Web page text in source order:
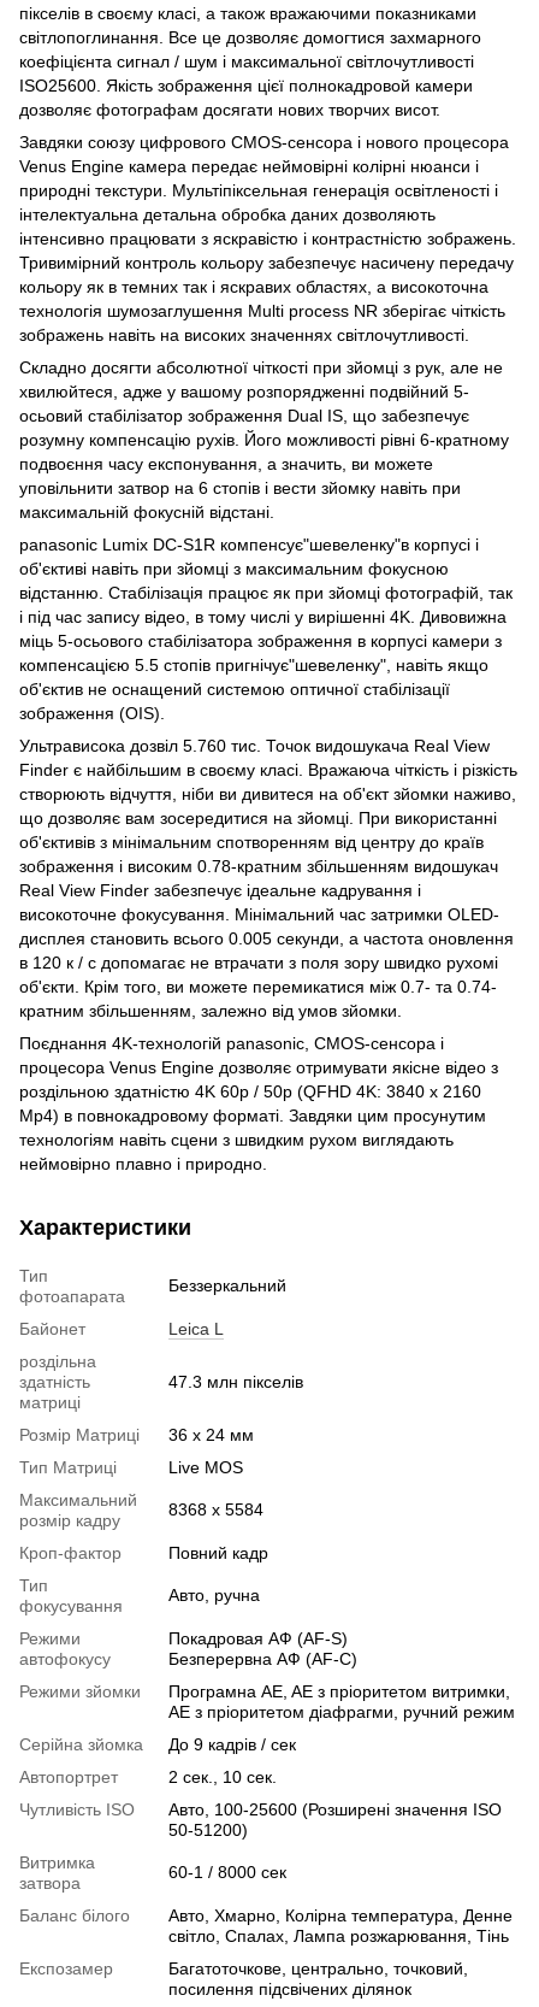
пікселів в своєму класі, а також вражаючими показниками
світлопоглинання. Все це дозволяє домогтися захмарного
коефіцієнта сигнал / шум і максимальної світлочутливості
ISO25600. Якість зображення цієї полнокадровой камери
дозволяє фотографам досягати нових творчих висот.
Завдяки союзу цифрового CMOS-сенсора і нового процесора
Venus Engine камера передає неймовірні колірні нюанси і
природні текстури. Мультіпіксельная генерація освітленості і
інтелектуальна детальна обробка даних дозволяють
інтенсивно працювати з яскравістю і контрастністю зображень.
Тривимірний контроль кольору забезпечує насичену передачу
кольору як в темних так і яскравих областях, а високоточна
технологія шумозаглушення Multi process NR зберігає чіткість
зображень навіть на високих значеннях світлочутливості.
Складно досягти абсолютної чіткості при зйомці з рук, але не
хвилюйтеся, адже у вашому розпорядженні подвійний 5-
осьовий стабілізатор зображення Dual IS, що забезпечує
розумну компенсацію рухів. Його можливості рівні 6-кратному
подвоєння часу експонування, а значить, ви можете
уповільнити затвор на 6 стопів і вести зйомку навіть при
максимальній фокусній відстані.
panasonic Lumix DC-S1R компенсує"шевеленку"в корпусі і
об'єктиві навіть при зйомці з максимальним фокусною
відстанню. Стабілізація працює як при зйомці фотографій, так
і під час запису відео, в тому числі у вирішенні 4K. Дивовижна
міць 5-осьового стабілізатора зображення в корпусі камери з
компенсацією 5.5 стопів пригнічує"шевеленку", навіть якщо
об'єктив не оснащений системою оптичної стабілізації
зображення (OIS).
Ультрависока дозвіл 5.760 тис. Точок видошукача Real View
Finder є найбільшим в своєму класі. Вражаюча чіткість і різкість
створюють відчуття, ніби ви дивитеся на об'єкт зйомки наживо,
що дозволяє вам зосередитися на зйомці. При використанні
об'єктивів з мінімальним спотворенням від центру до країв
зображення і високим 0.78-кратним збільшенням видошукач
Real View Finder забезпечує ідеальне кадрування і
високоточне фокусування. Мінімальний час затримки OLED-
дисплея становить всього 0.005 секунди, а частота оновлення
в 120 к / с допомагає не втрачати з поля зору швидко рухомі
об'єкти. Крім того, ви можете перемикатися між 0.7- та 0.74-
кратним збільшенням, залежно від умов зйомки.
Поєднання 4K-технологій panasonic, CMOS-сенсора і
процесора Venus Engine дозволяє отримувати якісне відео з
роздільною здатністю 4K 60p / 50p (QFHD 4K: 3840 x 2160
Mp4) в повнокадровому форматі. Завдяки цим просунутим
технологіям навіть сцени з швидким рухом виглядають
неймовірно плавно і природно.
Характеристики
Тип
фотоапарата
Беззеркальний
Байонет
Leica L
роздільна
здатність
матриці
47.3 млн пікселів
Розмір Матриці
36 x 24 мм
Тип Матриці
Live MOS
Максимальний
розмір кадру
8368 x 5584
Кроп-фактор
Повний кадр
Тип
фокусування
Авто, ручна
Режими
автофокусу
Покадровая АФ (AF-S)
Безперервна АФ ​​(AF-C)
Режими зйомки
Програмна AE, AE з пріоритетом витримки,
AE з пріоритетом діафрагми, ручний режим
Серійна зйомка
До 9 кадрів / сек
Автопортрет
2 сек., 10 сек.
Чутливість ISO
Авто, 100-25600 (Розширені значення ISO
50-51200)
Витримка
затвора
60-1 / 8000 сек
Баланс білого
Авто, Хмарно, Колірна температура, Денне
світло, Спалах, Лампа розжарювання, Тінь
Експозамер
Багатоточкове, центрально, точковий,
посилення підсвічених ділянок